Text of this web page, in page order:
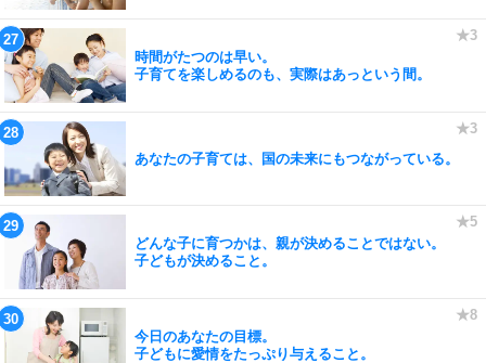
時間がたつのは早い。
子育てを楽しめるのも、実際はあっという間。
あなたの子育ては、国の未来にもつながっている。
どんな子に育つかは、親が決めることではない。
子どもが決めること。
今日のあなたの目標。
子どもに愛情をたっぷり与えること。